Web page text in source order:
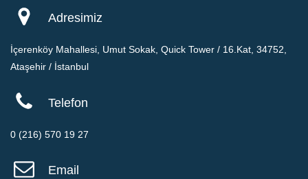
Adresimiz
İçerenköy Mahallesi, Umut Sokak, Quick Tower / 16.Kat, 34752,
Ataşehir / İstanbul
Telefon
0 (216) 570 19 27
Email